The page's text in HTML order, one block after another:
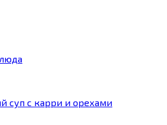
суп с карри и орехами